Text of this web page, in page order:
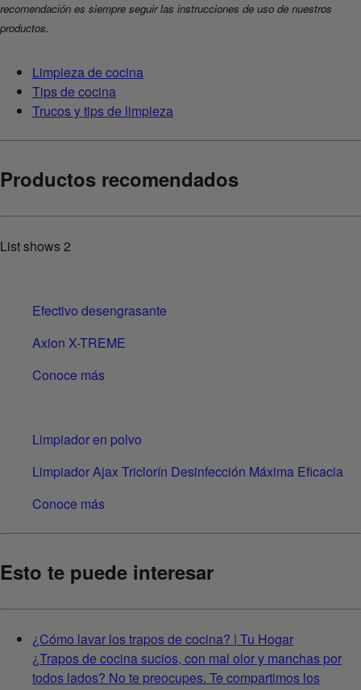
recomendación es siempre seguir las instrucciones de uso de nuestros
productos.
Limpieza de cocina
Tips de cocina
Trucos y tips de limpieza
Productos recomendados
List shows2
Efectivo desengrasante
Axion X-TREME
Conoce más
Limpiador en polvo
Limpiador Ajax Triclorín Desinfección Máxima Eficacia
Conoce más
Esto te puede interesar
¿Cómo lavar los trapos de cocina? | Tu Hogar
¿Trapos de cocina sucios, con mal olor y manchas por
todos lados? No te preocupes. Te compartimos los